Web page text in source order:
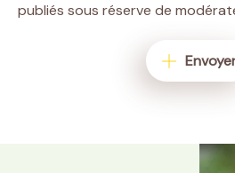
publiés sous réserve de